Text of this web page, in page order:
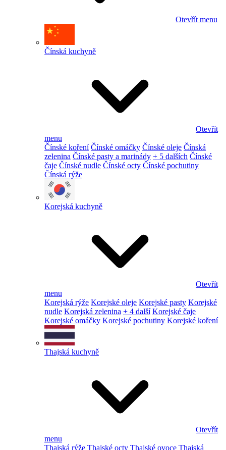
Otevřít menu
Čínská kuchyně
Otevřít
menu
Čínské koření Čínské omáčky Čínské oleje Čínská
zelenina Čínské pasty a marinády + 5 dalších Čínské
čaje Čínské nudle Čínské octy Čínské pochutiny
Čínská rýže
Korejská kuchyně
Otevřít
menu
Korejská rýže Korejské oleje Korejské pasty Korejské
nudle Korejská zelenina + 4 další Korejské čaje
Korejské omáčky Korejské pochutiny Korejské koření
Thajská kuchyně
Otevřít
menu
Thajská rýže Thajské octy Thajské ovoce Thajská